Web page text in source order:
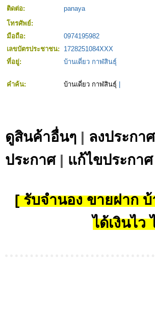
ติดต่อ:
panaya
โทรศัพย์:
มือถือ:
0974195982
เลขบัตรประชาชน:
1728251084XXX
ที่อยู่:
บ้านเดี่ยว กาฬสินธุ์
คำค้น: บ้านเดี่ยว กาฬสินธุ์
ดูสินค้าอื่นๆ | ลงประกาศ
ประกาศ| แก้ไขประกาศ
[ รับจำนอง ขายฝาก
ได้เงินไว